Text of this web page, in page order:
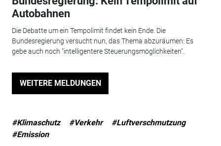
Autobahnen
Die Debatte um ein Tempolimit findet kein Ende. Die
Bundesregierung versucht nun, das Thema abzuräumen: Es
gebe auch noch "intelligentere Steuerungsmöglichkeiten".
WEITERE MELDUNGEN
#Klimaschutz #Verkehr
#Luftverschmutzung
#Emission